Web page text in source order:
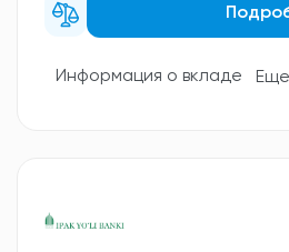
Информация о вкладе